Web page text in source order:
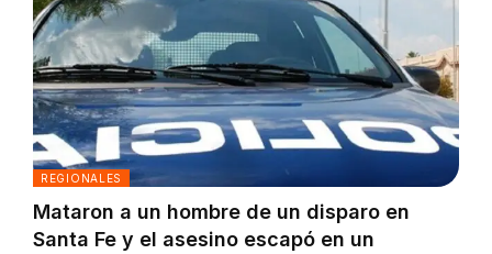
REGIONALES
Mataron a un hombre de un disparo en
Santa Fe y el asesino escapó en un